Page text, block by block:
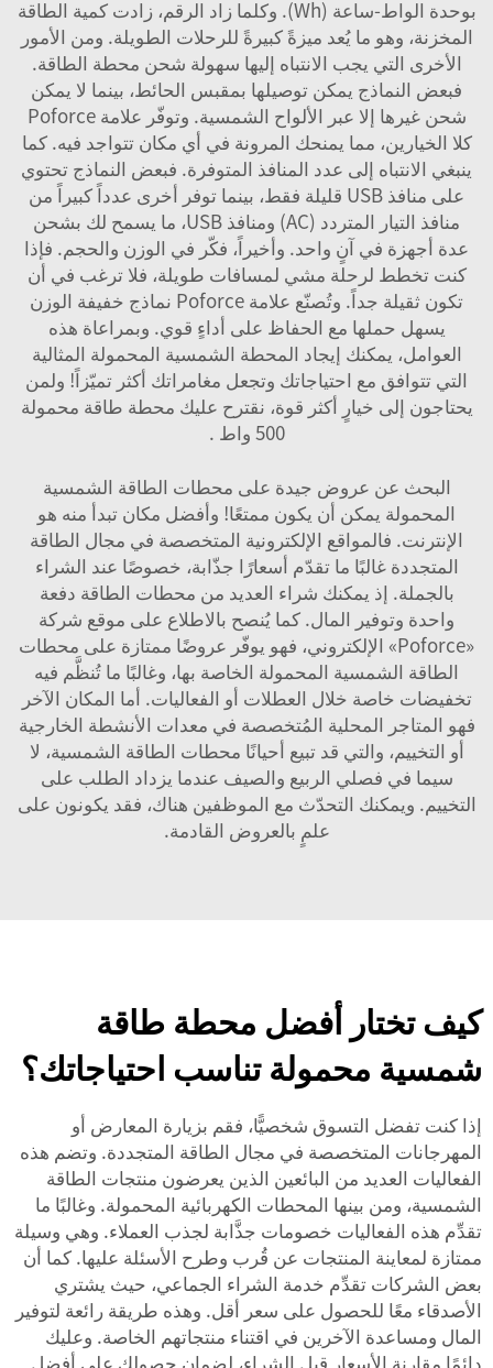
بوحدة الواط-ساعة (Wh). وكلما زاد الرقم، زادت كمية الطاقة
المخزنة، وهو ما يُعد ميزةً كبيرةً للرحلات الطويلة. ومن الأمور
الأخرى التي يجب الانتباه إليها سهولة شحن محطة الطاقة.
فبعض النماذج يمكن توصيلها بمقبس الحائط، بينما لا يمكن
شحن غيرها إلا عبر الألواح الشمسية. وتوفّر علامة Poforce
كلا الخيارين، مما يمنحك المرونة في أي مكان تتواجد فيه. كما
ينبغي الانتباه إلى عدد المنافذ المتوفرة. فبعض النماذج تحتوي
على منافذ USB قليلة فقط، بينما توفر أخرى عدداً كبيراً من
منافذ التيار المتردد (AC) ومنافذ USB، ما يسمح لك بشحن
عدة أجهزة في آنٍ واحد. وأخيراً، فكّر في الوزن والحجم. فإذا
كنت تخطط لرحلة مشي لمسافات طويلة، فلا ترغب في أن
تكون ثقيلة جداً. وتُصنّع علامة Poforce نماذج خفيفة الوزن
يسهل حملها مع الحفاظ على أداءٍ قوي. وبمراعاة هذه
العوامل، يمكنك إيجاد المحطة الشمسية المحمولة المثالية
التي تتوافق مع احتياجاتك وتجعل مغامراتك أكثر تميّزاً! ولمن
يحتاجون إلى خيارٍ أكثر قوة، نقترح عليك محطة طاقة محمولة
500 واط
.
البحث عن عروض جيدة على محطات الطاقة الشمسية
المحمولة يمكن أن يكون ممتعًا! وأفضل مكان تبدأ منه هو
الإنترنت. فالمواقع الإلكترونية المتخصصة في مجال الطاقة
المتجددة غالبًا ما تقدّم أسعارًا جذّابة، خصوصًا عند الشراء
بالجملة. إذ يمكنك شراء العديد من محطات الطاقة دفعة
واحدة وتوفير المال. كما يُنصح بالاطلاع على موقع شركة
«Poforce» الإلكتروني، فهو يوفّر عروضًا ممتازة على محطات
الطاقة الشمسية المحمولة الخاصة بها، وغالبًا ما تُنظَّم فيه
تخفيضات خاصة خلال العطلات أو الفعاليات. أما المكان الآخر
فهو المتاجر المحلية المُتخصصة في معدات الأنشطة الخارجية
أو التخييم، والتي قد تبيع أحيانًا محطات الطاقة الشمسية، لا
سيما في فصلي الربيع والصيف عندما يزداد الطلب على
التخييم. ويمكنك التحدّث مع الموظفين هناك، فقد يكونون على
علمٍ بالعروض القادمة.
كيف تختار أفضل محطة طاقة
شمسية محمولة تناسب احتياجاتك؟
إذا كنت تفضل التسوق شخصيًّا، فقم بزيارة المعارض أو
المهرجانات المتخصصة في مجال الطاقة المتجددة. وتضم هذه
الفعاليات العديد من البائعين الذين يعرضون منتجات الطاقة
الشمسية، ومن بينها المحطات الكهربائية المحمولة. وغالبًا ما
تقدِّم هذه الفعاليات خصومات جذَّابة لجذب العملاء. وهي وسيلة
ممتازة لمعاينة المنتجات عن قُرب وطرح الأسئلة عليها. كما أن
بعض الشركات تقدِّم خدمة الشراء الجماعي، حيث يشتري
الأصدقاء معًا للحصول على سعر أقل. وهذه طريقة رائعة لتوفير
المال ومساعدة الآخرين في اقتناء منتجاتهم الخاصة. وعليك
دائمًا مقارنة الأسعار قبل الشراء، لضمان حصولك على أفضل